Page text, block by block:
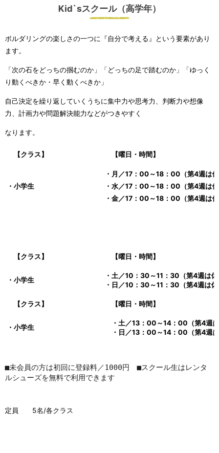
Kid`sスクール（高学年）
ボルダリングの楽しさの一つに『自分で考える』という要素があり
ます。
「次の石をどっちの掴むのか」「どっちの足で踏むのか」「ゆっく
り動くべきか・早く動くべきか」
自己決定を繰り返していくうちに集中力や思考力、判断力や想像
力、計画力や問題解決能力などがつきやすく
なります。
【クラス】 【曜日・時間】
・小学生
・月／17：00～18 ：00（第4週は
・水／17：00～18：00（第4週は
・金／17：00～18：00（第4週は
【クラス】 【曜日・時間】
・小学生
・土／10：30～11：30（第4週は
・日／10：30～11：30（第4週は
【クラス】 【曜日・時間】
・小学生
・土／13：00～14：00（第4週
・日／13：00～14：00（第4週
■未会員の方は初回に登録料／1000円　■スクール生はレンタ
ルシューズを無料で利用できます
定員 5名/各クラス